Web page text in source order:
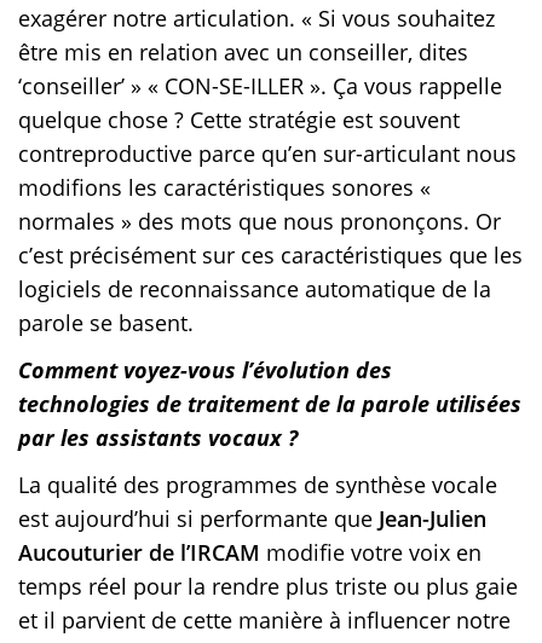
exagérer notre articulation. « Si vous souhaitez
être mis en relation avec un conseiller, dites
‘conseiller’ » « CON-SE-ILLER ». Ça vous rappelle
quelque chose ? Cette stratégie est souvent
contreproductive parce qu’en sur-articulant nous
modifions les caractéristiques sonores «
normales » des mots que nous prononçons. Or
c’est précisément sur ces caractéristiques que les
logiciels de reconnaissance automatique de la
parole se basent.
Comment voyez-vous l’évolution des
technologies de traitement de la parole utilisées
par les assistants vocaux ?
La qualité des programmes de synthèse vocale
est aujourd’hui si performante que Jean-Julien
Aucouturier de l’IRCAM modifie votre voix en
temps réel pour la rendre plus triste ou plus gaie
et il parvient de cette manière à influencer notre